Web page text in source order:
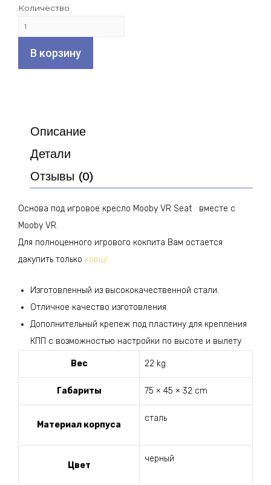
Количество
Количество
товара
Mooby
VR
В корзину
Описание
Детали
Отзывы (0)
Основа под игровое кресло Mooby VR Seat вместе с
Mooby VR.
Для полноценного игрового кокпита Вам остается
дакупить только ковш!
Изготовленный из высококачественной стали.
Отличное качество изготовления.
Дополнительный крепеж под пластину для крепления
КПП с возможностью настройки по высоте и вылету
Вес 22 kg
Габариты 75 × 45 × 32 cm
Материал корпуса
сталь
Цвет
черный